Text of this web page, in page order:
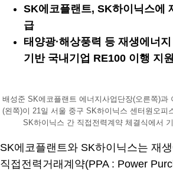
SK에코플랜트, SK하이닉스에
급
태양광·해상풍력 등 재생에너
기반 국내기업 RE100 이행 지
배성준 SK에코플랜트 에너지사업단장(오른쪽)과
(왼쪽)이 21일 서울 중구 SK하이닉스 센터원오피
SK하이닉스 간 직접전력계약 체결식에서
SK에코플랜트와 SK하이닉스는 재
직접전력거래계약(PPA : Power